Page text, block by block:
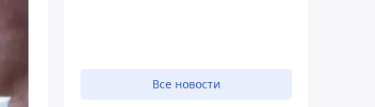
Все новости